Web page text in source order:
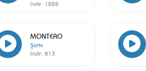
İndir: 1228
MONTERO
Şarkı
İndir: 813